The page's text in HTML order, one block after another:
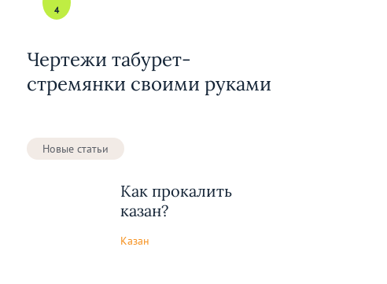
4
Чертежи табурет-
стремянки своими руками
Новые статьи
Как прокалить
казан?
Казан